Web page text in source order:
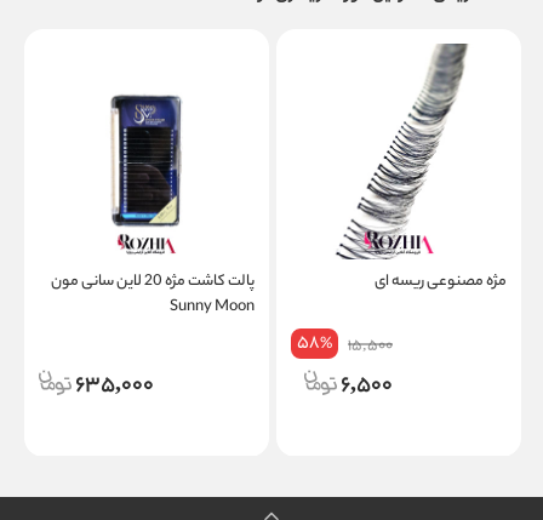
مژه مصنوعی ریسه ای
15,500
58%
6,500
پالت کاشت مژه 20 لاین سانی مون
Sunny Moon
635,000